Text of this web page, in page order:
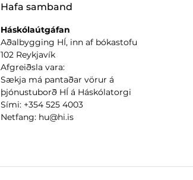
Hafa samband
Háskólaútgáfan
Aðalbygging HÍ, inn af bókastofu
102 Reykjavík
Afgreiðsla vara:
Sækja má pantaðar vörur á
þjónustuborð HÍ á Háskólatorgi
Sími: +354 525 4003
Netfang: hu@hi.is